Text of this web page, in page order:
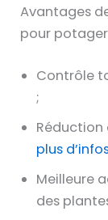
Avantages
pour
Contrôle
;
plus
Meilleure
des